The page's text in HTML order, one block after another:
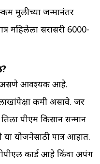
मुलीच्या जन्मानंतर
महिलेला सरासरी 6000-
असणे आवश्यक आहे.
कमी असावे. जर
पीएम किसान सन्मान
योजनेसाठी पात्र आहात.
कार्ड आहे किंवा अपंग